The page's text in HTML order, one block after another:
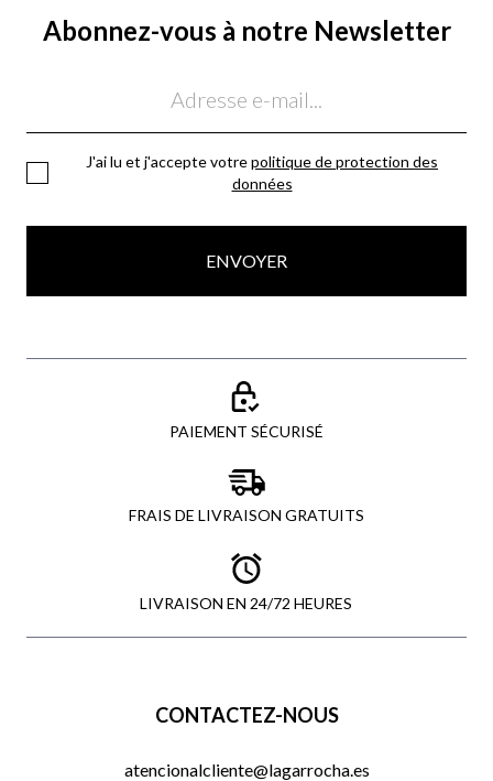
Abonnez-vous à notre Newsletter
J'ai lu et j'accepte votrepolitique de protection des
données
ENVOYER
PAIEMENT SÉCURISÉ
FRAIS DE LIVRAISON GRATUITS
LIVRAISON EN 24/72 HEURES
CONTACTEZ-NOUS
atencionalcliente@lagarrocha.es